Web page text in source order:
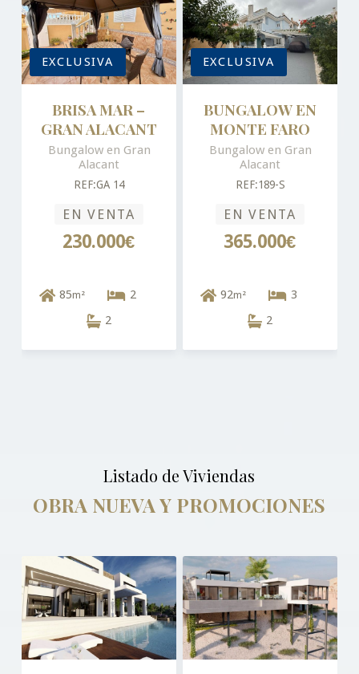
EXCLUSIVA
BRISA MAR –
GRAN ALACANT
Bungalow en Gran
Alacant
REF:GA 14
EN VENTA
230.000€
85m²
2
2
EXCLUSIVA
BUNGALOW EN
MONTE FARO
Bungalow en Gran
Alacant
REF:189-S
EN VENTA
365.000€
92m²
3
2
Listado de Viviendas
OBRA NUEVA Y PROMOCIONES